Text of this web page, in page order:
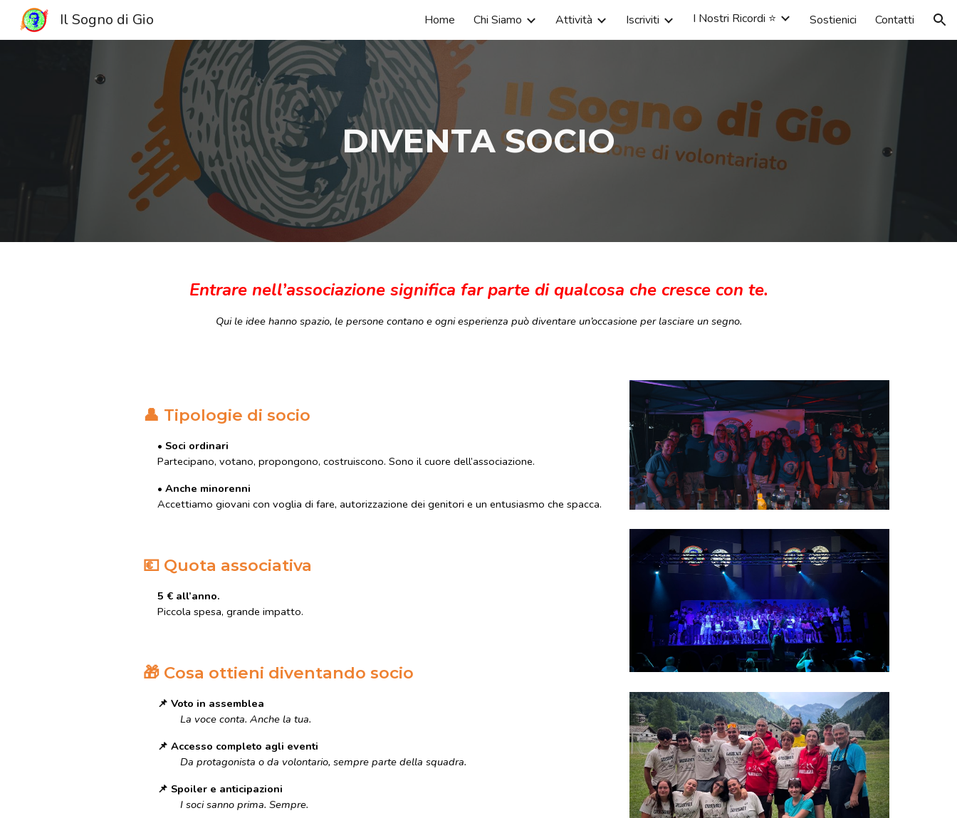
Skip to navigation
Il Sogno di Gio Home Chi Siamo Attività Iscriviti I Nostri Ricordi ⭐️ Sostienici Contatti
DIVENTA SOCIO
Entrare nell’associazione significa far parte di qualcosa che cresce con te.
Qui le idee hanno spazio, le persone contano e ogni esperienza può diventare un’occasione per lasciare un segno.
👤 Tipologie di socio
• Soci ordinari
Partecipano, votano, propongono, costruiscono. Sono il cuore dell’associazione.
• Anche minorenni
Accettiamo giovani con voglia di fare, autorizzazione dei genitori e un entusiasmo che spacca.
💶 Quota associativa
5 € all’anno.
Piccola spesa, grande impatto.
🎁 Cosa ottieni diventando socio
📌Voto in assemblea
La voce conta. Anche la tua.
📌Accesso completo agli eventi
Da protagonista o da volontario, sempre parte della squadra.
📌Spoiler e anticipazioni
I soci sanno prima. Sempre.